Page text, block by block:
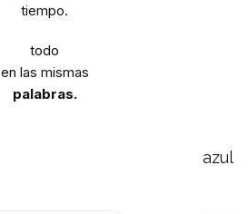
tiempo.
todo
en las mismas
palabras.
azul